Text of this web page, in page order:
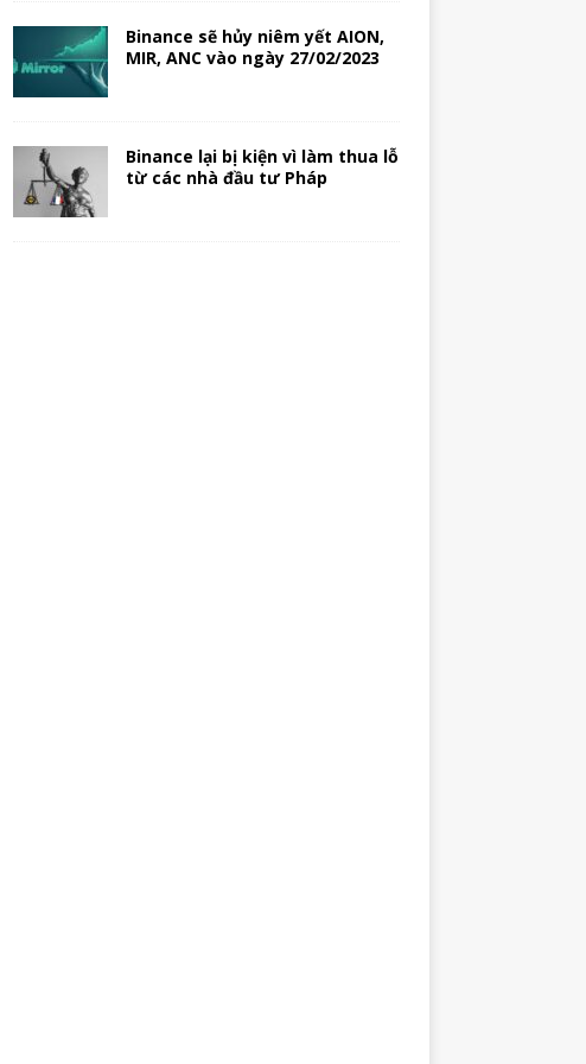
Binance sẽ hủy niêm yết AION,
MIR, ANC vào ngày 27/02/2023
Binance lại bị kiện vì làm thua lỗ
từ các nhà đầu tư Pháp